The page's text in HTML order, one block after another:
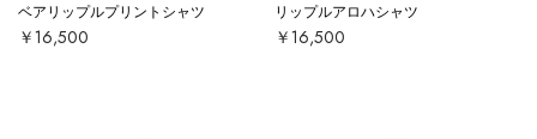
ベアリップルプリントシャツ
￥16,500
リップルアロハシャツ
￥16,500